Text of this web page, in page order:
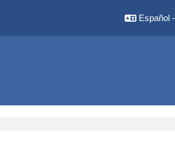
Español